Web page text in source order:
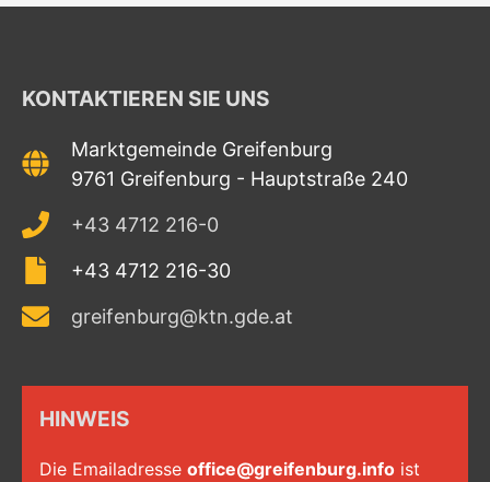
KONTAKTIEREN SIE UNS
Marktgemeinde Greifenburg
9761 Greifenburg - Hauptstraße 240
+43 4712 216-0
+43 4712 216-30
greifenburg@ktn.gde.at
HINWEIS
Die Emailadresse office@greifenburg.info ist